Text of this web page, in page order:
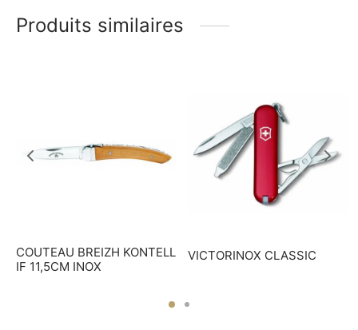
Produits similaires
COUTEAU BREIZH KONTELL
IF 11,5CM INOX
VICTORINOX CLASSIC